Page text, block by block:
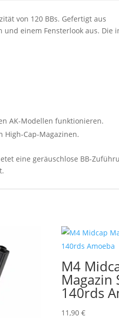
von 120 BBs. Gefertigt aus
einem Fensterlook aus. Die
AK-Modellen funktionieren.
High-Cap-Magazinen.
eine geräuschlose BB-
M4
Magazin
140rds
11,90€